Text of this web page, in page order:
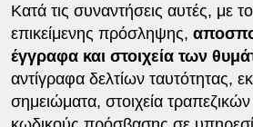
Κατά τις συναντήσεις αυτές, με
επικείμενης πρόσληψης,
έγγραφα και στοιχεία των
αντίγραφα δελτίων ταυτότητας,
σημειώματα, στοιχεία